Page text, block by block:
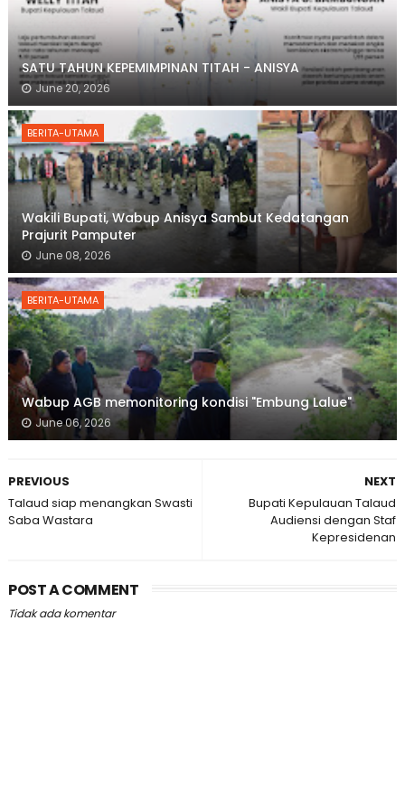
SATU TAHUN KEPEMIMPINAN TITAH - ANISYA
June 20, 2026
BERITA-UTAMA
Wakili Bupati, Wabup Anisya Sambut Kedatangan
Prajurit Pamputer
June 08, 2026
BERITA-UTAMA
Wabup AGB memonitoring kondisi "Embung Lalue"
June 06, 2026
NEXT
Bupati Kepulauan Talaud
Audiensi dengan Staf
Kepresidenan
PREVIOUS
Talaud siap menangkan Swasti
Saba Wastara
POST A COMMENT
Tidak ada komentar